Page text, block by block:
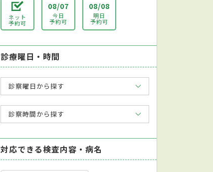
ネット
予約可
08/07
今日
予約可
08/08
明日
予約可
診療曜日・時間
診察曜日から探す
診察時間から探す
対応できる検査内容・病名